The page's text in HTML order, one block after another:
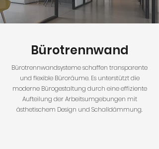
Bürotrennwand
Bürotrennwandsysteme schaffen transparente
und flexible Büroräume. Es unterstützt die
moderne Bürogestaltung durch eine effiziente
Aufteilung der Arbeitsumgebungen mit
ästhetischem Design und Schalldämmung.